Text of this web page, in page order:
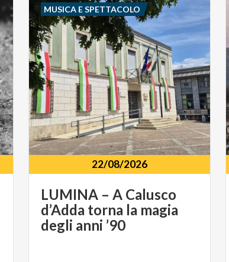
22/08/2026
LUMINA – A Calusco
d’Adda torna la magia
degli anni ’90
MUSICA E SPETTACOLO